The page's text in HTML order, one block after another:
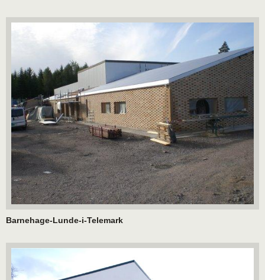
Barnehage-Lunde-i-Telemark